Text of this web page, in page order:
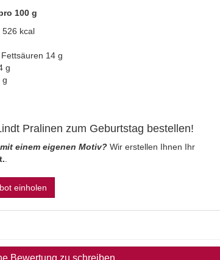
100 g
526 kcal
14 g
g
g
Pralinen zum Geburtstag bestellen!
einem eigenen Motiv? Wir erstellen Ihnen Ihr
einholen
Bewertung zu schreiben